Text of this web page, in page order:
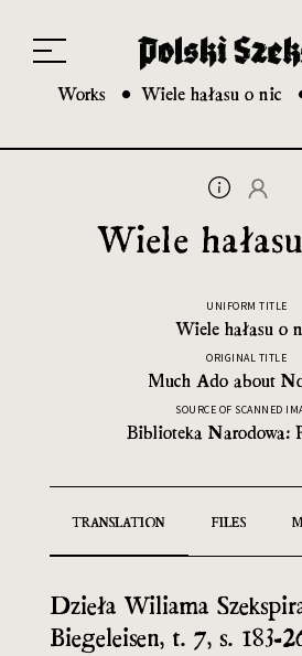
20th and 21st century module
Works Wiele hałasu o nic
TRANSLATION FILES
Dzieła Wiliama
Biegeleisen, t. 7, s. 183-
Wiele
UNIFORM TITLE
Wiele hałasu o
ORIGINAL TITLE
Much Ado about
SOURCE OF SCANNED
Biblioteka Narodowa: